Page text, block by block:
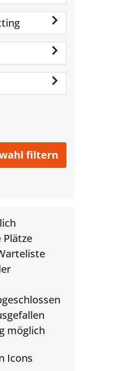
Plätze
möglich
Icons